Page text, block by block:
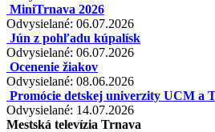
MiniTrnava 2026
Odvysielané: 06.07.2026
Jún z pohľadu kúpalísk
Odvysielané: 06.07.2026
Ocenenie žiakov
Odvysielané: 08.06.2026
Promócie detskej univerzity UCM a
Odvysielané: 14.07.2026
Mestská televízia Trnava